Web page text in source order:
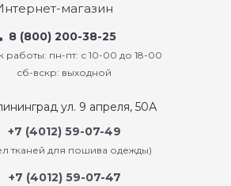
магазин
8 (800) 200-38-25
работы: пн-пт: с 10-00 до 18-00
сб-вскр: выходной
ул. 9 апреля, 50А
+7 (4012) 59-07-49
тканей для пошива одежды)
+7 (4012) 59-07-47